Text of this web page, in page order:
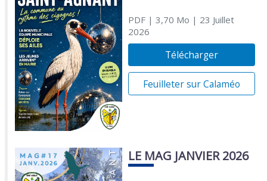
PDF| 3,70 Mo | 23 Juillet
2026
Télécharger
Feuilleter sur Calaméo
LE MAG JANVIER 2026